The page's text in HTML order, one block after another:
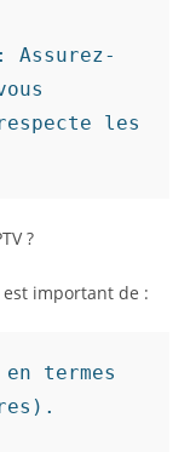
Assurez-
les
?
est important de :
termes